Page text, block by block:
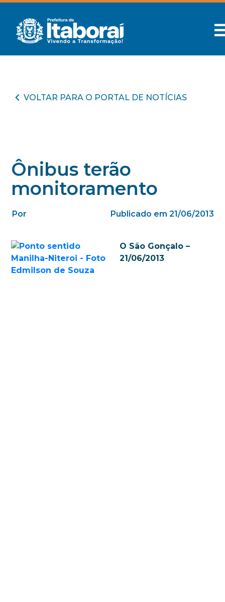
VOLTAR PARA O PORTAL DE NOTÍCIAS
Ônibus terão
monitoramento
Por Publicado em 21/06/2013
O São Gonçalo –
21/06/2013